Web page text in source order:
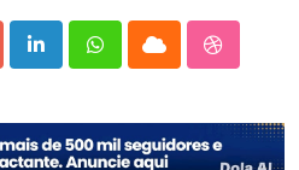
LinkedInWhatsappCloud